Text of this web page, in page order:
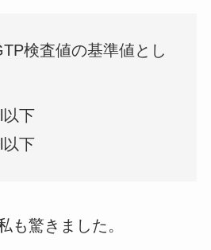
検査値の基準値とし
以下
下
も驚きました。